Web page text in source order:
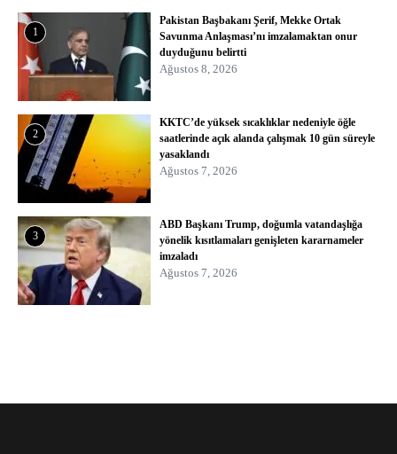
1
Pakistan Başbakanı Şerif, Mekke Ortak
Savunma Anlaşması’nı imzalamaktan onur
duyduğunu belirtti
Ağustos 8, 2026
2
KKTC’de yüksek sıcaklıklar nedeniyle öğle
saatlerinde açık alanda çalışmak 10 gün süreyle
yasaklandı
Ağustos 7, 2026
3
ABD Başkanı Trump, doğumla vatandaşlığa
yönelik kısıtlamaları genişleten kararnameler
imzaladı
Ağustos 7, 2026